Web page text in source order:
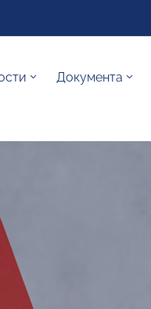
Документа